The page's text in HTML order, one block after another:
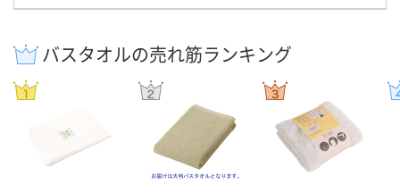
バスタオルの売れ筋ランキング